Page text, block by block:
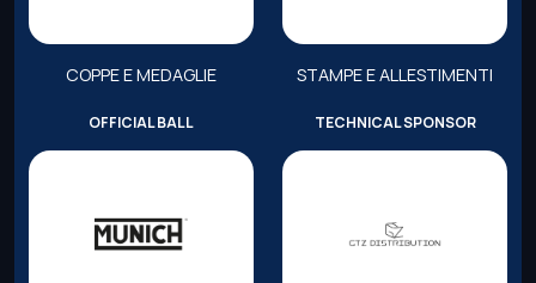
COPPE E MEDAGLIE STAMPE E ALLESTIMENTI
OFFICIAL BALL TECHNICAL SPONSOR